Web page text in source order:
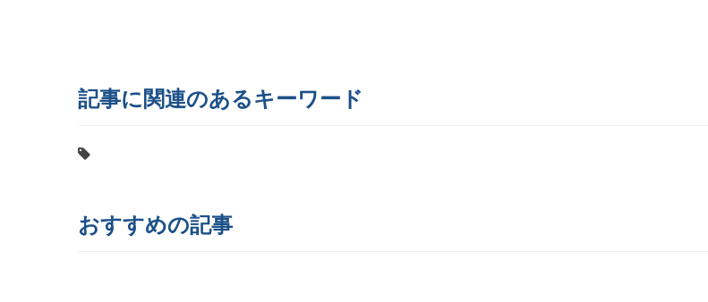
記事に関連のあるキーワード
おすすめの記事